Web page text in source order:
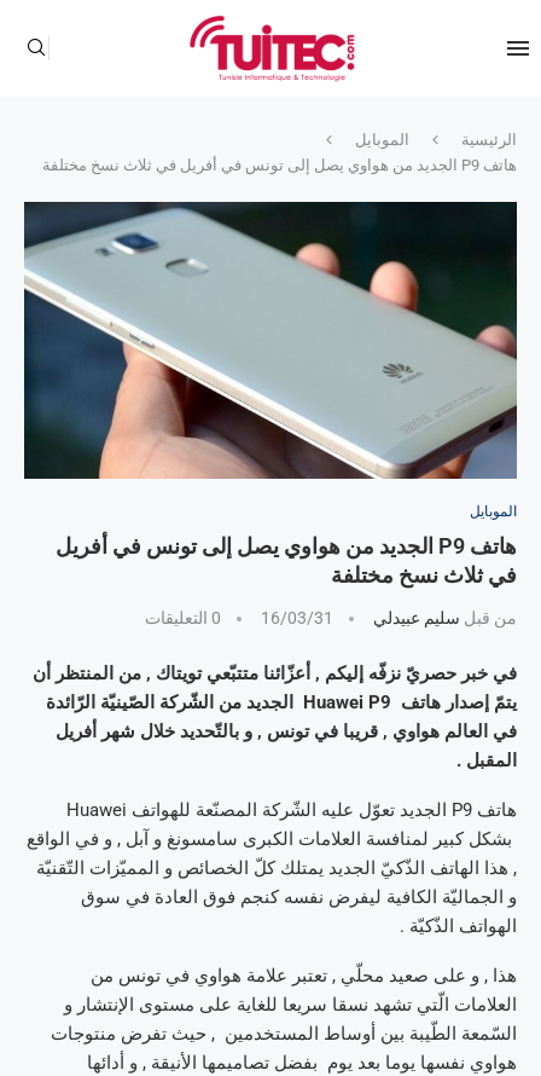
الرئيسية
الموبايل
هاتف P9 الجديد من هواوي يصل إلى تونس في أفريل في ثلاث نسخ مختلفة
الموبايل
هاتف P9 الجديد من هواوي يصل إلى تونس في أفريل
في ثلاث نسخ مختلفة
من قبل سليم عبيدلي 16/03/31 0 التعليقات
في خبر حصريّ نزفّه إليكم , أعزّائنا متتبّعي تويتاك , من المنتظر أن
يتمّ إصدار هاتف Huawei P9 الجديد من الشّركة الصّينيّة الرّائدة
في العالم هواوي , قريبا في تونس , و بالتّحديد خلال شهر أفريل
المقبل .
هاتف P9 الجديد تعوّل عليه الشّركة المصنّعة للهواتف Huawei
بشكل كبير لمنافسة العلامات الكبرى سامسونغ و آبل , و في الواقع
, هذا الهاتف الذّكيّ الجديد يمتلك كلّ الخصائص و المميّزات التّقنيّة
و الجماليّة الكافية ليفرض نفسه كنجم فوق العادة في سوق
الهواتف الذّكيّة .
هذا , و على صعيد محلّي , تعتبر علامة هواوي في تونس من
العلامات الّتي تشهد نسقا سريعا للغاية على مستوى الإنتشار و
السّمعة الطّيبة بين أوساط المستخدمين , حيث تفرض منتوجات
هواوي نفسها يوما بعد يوم بفضل تصاميمها الأنيقة , و أدائها